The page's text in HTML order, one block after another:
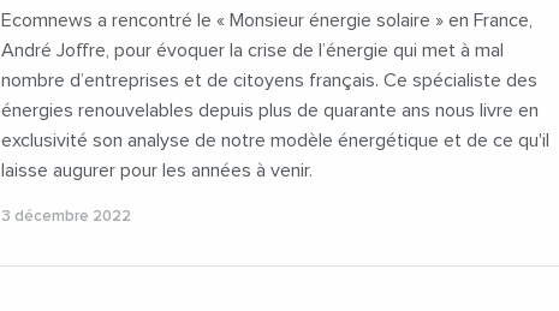
Ecomnews a rencontré le « Monsieur énergie solaire » en France,
André Joffre, pour évoquer la crise de l’énergie qui met à mal
nombre d’entreprises et de citoyens français. Ce spécialiste des
énergies renouvelables depuis plus de quarante ans nous livre en
exclusivité son analyse de notre modèle énergétique et de ce qu'il
laisse augurer pour les années à venir.
3 décembre 2022